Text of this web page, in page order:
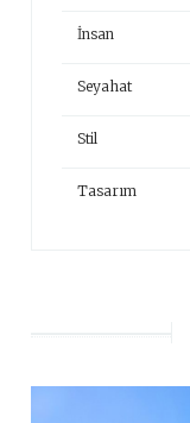
İnsan
Seyahat
Stil
Tasarım